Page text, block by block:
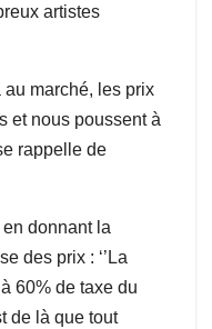
artistes
au marché, les prix
et nous poussent à
rappelle de
donnant la
des prix : ‘’La
60% de taxe du
de là que tout